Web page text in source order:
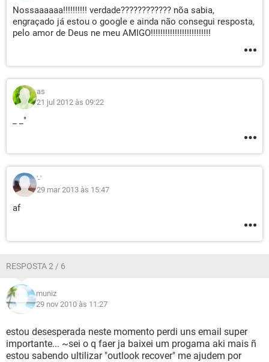
Nossaaaaaa!!!!!!!!!! verdade???????????? nõa sabia,
engraçado já estou o google e ainda não consegui resposta,
pelo amor de Deus ne meu AMIGO!!!!!!!!!!!!!!!!!!!!!!!!!
as
21 jul 2012 às 09:22
_ _"
'-'
29 mar 2013 às 15:47
af
RESPOSTA 2 / 6
muniz
29 nov 2010 às 11:27
estou desesperada neste momento perdi uns email super
importante... ~sei o q faer ja baixei um progama aki mais ñ
estou sabendo ultilizar "outlook recover" me ajudem por